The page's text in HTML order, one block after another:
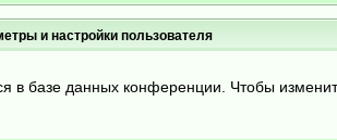
и настройки пользователя
в базе данных конференции. Чтобы